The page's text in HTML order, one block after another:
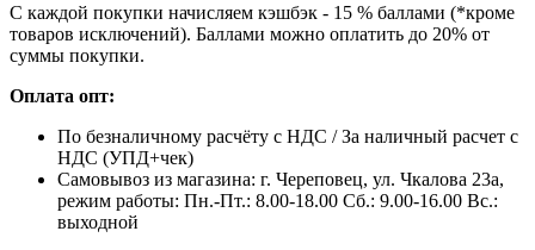
С каждой покупки начисляем кэшбэк - 15 % баллами (*кроме
товаров исключений). Баллами можно оплатить до 20% от
суммы покупки.
Оплата опт:
По безналичному расчёту с НДС / За наличный расчет с
НДС (УПД+чек)
Самовывоз из магазина: г. Череповец, ул. Чкалова 23а,
режим работы: Пн.-Пт.: 8.00-18.00 Сб.: 9.00-16.00 Вс.:
выходной